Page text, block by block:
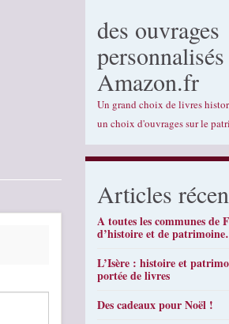
des ouvrages
Amazon.fr
Un grand choix de livres
un choix d'ouvrages sur le
Articles
A toutes les communes de
d’histoire et de
L’Isère : histoire et
portée de livres
Des cadeaux pour Noël !